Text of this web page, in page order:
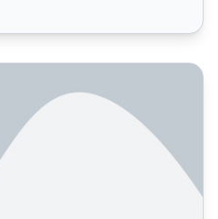
pentru căutarea AI?